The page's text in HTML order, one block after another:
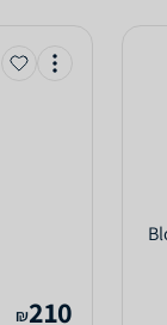
210
₪